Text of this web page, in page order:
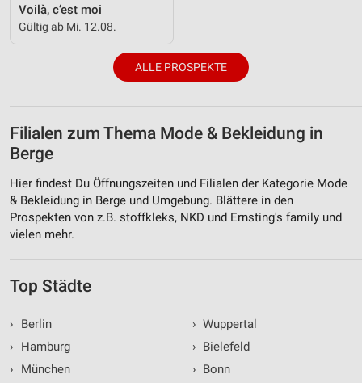
Voilà, c’est moi
Gültig ab Mi. 12.08.
ALLE PROSPEKTE
Filialen zum Thema Mode & Bekleidung in
Berge
Hier findest Du Öffnungszeiten und Filialen der Kategorie Mode
& Bekleidung in Berge und Umgebung. Blättere in den
Prospekten von z.B. stoffkleks, NKD und Ernsting's family und
vielen mehr.
Top Städte
›
Berlin
›
Hamburg
›
München
› Wuppertal
› Bielefeld
› Bonn